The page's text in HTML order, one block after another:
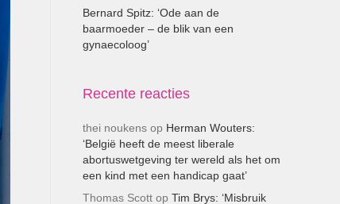
Bernard Spitz: ‘Ode aan de
baarmoeder – de blik van een
gynaecoloog’
Recente reacties
thei noukensop Herman Wouters:
‘België heeft de meest liberale
abortuswetgeving ter wereld als het om
een kind met een handicap gaat’
Thomas Scottop Tim Brys: ‘Misbruik